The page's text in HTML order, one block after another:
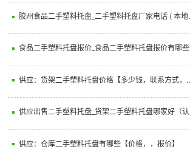
胶州食品二手塑料托盘_二手塑料托盘厂家电话 ( 本地商家)
食品二手塑料托盘报价_食品二手塑料托盘报价有哪些
供应：货架二手塑料托盘价格【多少钱，联系方式，公司】
供应出售二手塑料托盘_货架二手塑料托盘哪家好（认证商家）
供应：仓库二手塑料托盘有哪些【价格，，报价】